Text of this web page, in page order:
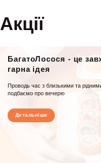
Акції
БагатоЛосося - це
гарна ідея
Проводь час з близькими та
подбаємо про вечерю
Детальніше